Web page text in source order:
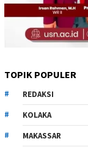
TOPIK POPULER
REDAKSI
KOLAKA
MAKASSAR